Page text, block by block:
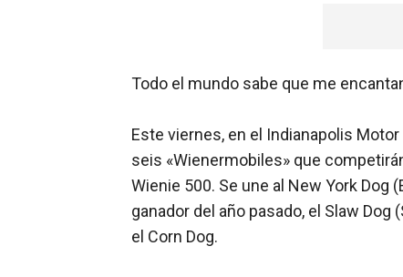
Todo el mundo sabe que me
Este viernes, en el Indianapolis
seis «Wienermobiles» que
Wienie 500. Se une al New York Dog
ganador del año pasado, el Slaw
el Corn Dog.